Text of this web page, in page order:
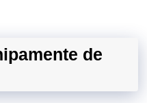
de